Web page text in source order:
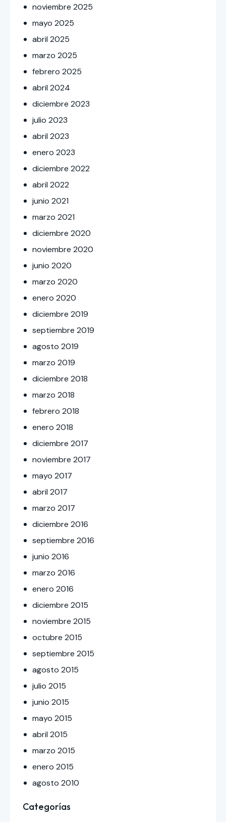
noviembre2025
mayo2025
abril2025
marzo2025
febrero2025
abril2024
diciembre2023
julio2023
abril2023
enero2023
diciembre2022
abril2022
junio2021
marzo2021
diciembre2020
noviembre2020
junio2020
marzo2020
enero2020
diciembre2019
septiembre2019
agosto2019
marzo2019
diciembre2018
marzo2018
febrero2018
enero2018
diciembre2017
noviembre2017
mayo2017
abril2017
marzo2017
diciembre2016
septiembre2016
junio2016
marzo2016
enero2016
diciembre2015
noviembre2015
octubre2015
septiembre2015
agosto2015
julio2015
junio2015
mayo2015
abril2015
marzo2015
enero2015
agosto2010
Categorías